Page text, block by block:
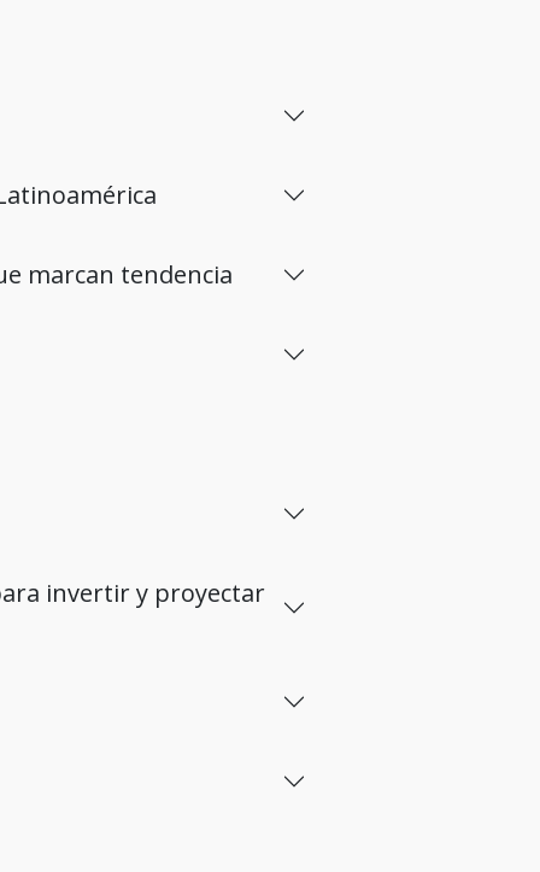
marcan tendencia
invertir y proyectar